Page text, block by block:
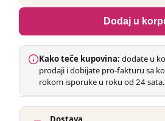
Dodaj u
Kako teče kupovina: dodate u
prodaji i dobijate pro-fakturu sa
rokom isporuke u roku od 24